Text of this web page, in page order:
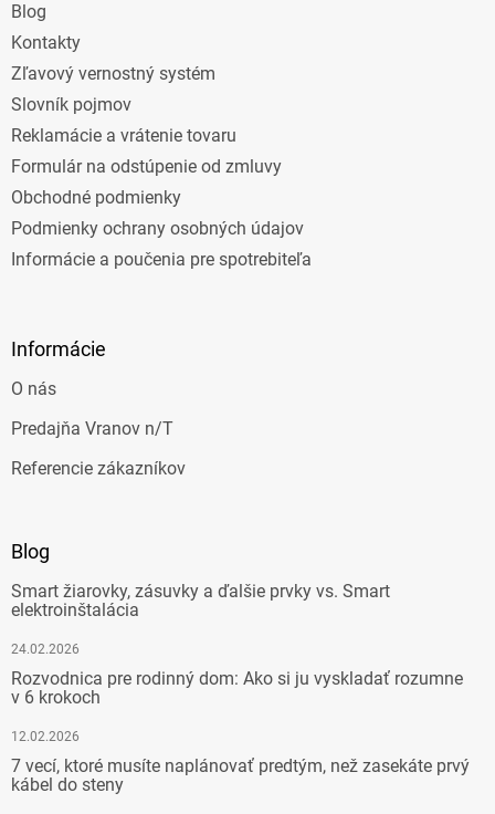
Blog
Kontakty
Zľavový vernostný systém
Slovník pojmov
Reklamácie a vrátenie tovaru
Formulár na odstúpenie od zmluvy
Obchodné podmienky
Podmienky ochrany osobných údajov
Informácie a poučenia pre spotrebiteľa
Informácie
O nás
Predajňa Vranov n/T
Referencie zákazníkov
Blog
Smart žiarovky, zásuvky a ďalšie prvky vs. Smart
elektroinštalácia
24.02.2026
Rozvodnica pre rodinný dom: Ako si ju vyskladať rozumne
v 6 krokoch
12.02.2026
7 vecí, ktoré musíte naplánovať predtým, než zasekáte prvý
kábel do steny